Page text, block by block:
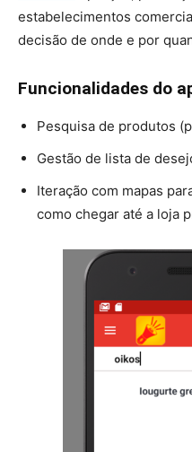
estabelecimentos
decisão de onde e por
Funcionalidades do
Pesquisa de produtos
Gestão de lista de
Iteração com mapas
como chegar até a loja